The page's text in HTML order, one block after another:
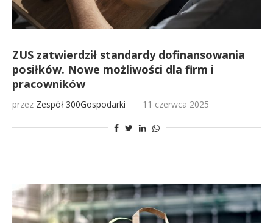
ZUS zatwierdził standardy dofinansowania
posiłków. Nowe możliwości dla firm i
pracowników
przez Zespół 300Gospodarki 11 czerwca 2025